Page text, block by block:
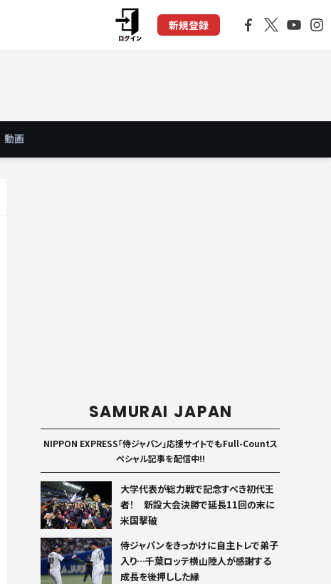
新規登録
動画
SAMURAI JAPAN
NIPPON EXPRESS「侍ジャパン」応援サイトでもFull-Countス
ペシャル記事を配信中!!
大学代表が総力戦で記念すべき初代王
者！ 新設大会決勝で延長11回の末に
米国撃破
侍ジャパンをきっかけに自主トレで弟子
入り…千葉ロッテ横山陸人が感謝する
成長を後押しした縁